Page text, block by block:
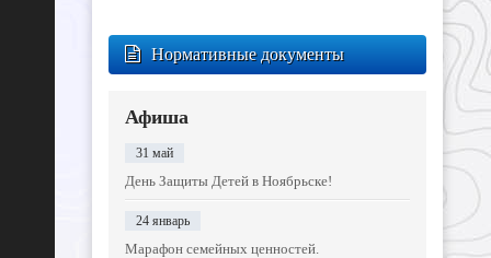
Нормативные документы
Афиша
31 май
День Защиты Детей в Ноябрьске!
24 январь
Марафон семейных ценностей.